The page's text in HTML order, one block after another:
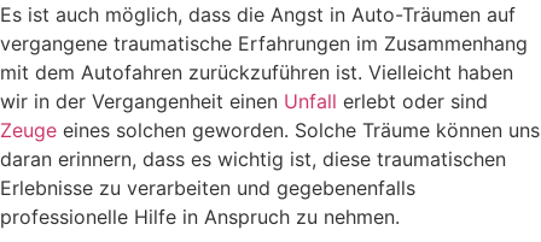
Es ist auch möglich, dass die Angst in Auto-Träumen auf
vergangene traumatische Erfahrungen im Zusammenhang
mit dem Autofahren zurückzuführen ist. Vielleicht haben
wir in der Vergangenheit einen Unfall erlebt oder sind
Zeuge eines solchen geworden. Solche Träume können uns
daran erinnern, dass es wichtig ist, diese traumatischen
Erlebnisse zu verarbeiten und gegebenenfalls
professionelle Hilfe in Anspruch zu nehmen.